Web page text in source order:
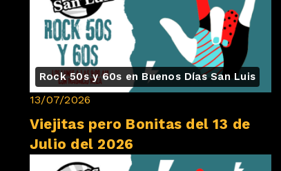
Rock 50s y 60s en Buenos Días San Luis
13/07/2026
Viejitas pero Bonitas del 13 de
Julio del 2026